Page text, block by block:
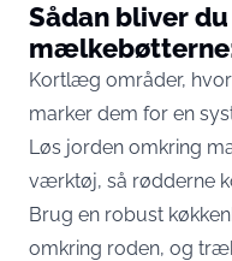
Sådan bliver
Kortlæg områder,
marker dem for en
Løs jorden omkring
værktøj, så rødderne
Brug en robust
omkring roden, og